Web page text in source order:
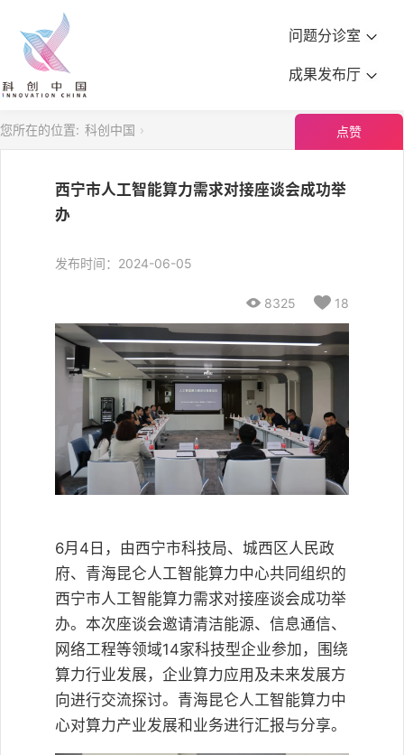
问题分诊室
成果发布厅
您所在的位置: 科创中国 点赞
西宁市人工智能算力需求对接座谈会成功举
办
发布时间：2024-06-05
 18
 8325
6月4日，由西宁市科技局、城西区人民政
府、青海昆仑人工智能算力中心共同组织的
西宁市人工智能算力需求对接座谈会成功举
办。本次座谈会邀请清洁能源、信息通信、
网络工程等领域14家科技型企业参加，围绕
算力行业发展，企业算力应用及未来发展方
向进行交流探讨。青海昆仑人工智能算力中
心对算力产业发展和业务进行汇报与分享。